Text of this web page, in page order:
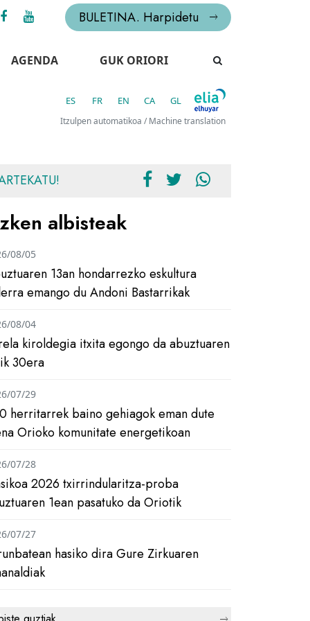
BULETINA. Harpidetu
AGENDA GUK ORIORI
ES FR EN CA GL
Itzulpen automatikoa / Machine translation
albisteak
13an hondarrezko eskultura
emango du Andoni Bastarrikak
08/05
kiroldegia itxita egongo da abuztuaren
30era
08/04
herritarrek baino gehiagok eman dute
Orioko komunitate energetikoan
07/29
2026 txirrindularitza-proba
1ean pasatuko da Oriotik
07/28
hasiko dira Gure Zirkuaren
07/27